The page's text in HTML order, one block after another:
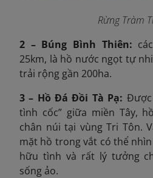
Rừng Tràm
2 – Búng Bình Thiên:
25km, là hồ nước ngọt tự
trải rộng gần 200ha.
3 – Hồ Đá Đồi Tà Pạ:
tình cốc” giữa miền Tây,
chân núi tại vùng Tri Tôn.
mặt hồ trong vắt có thể
hữu tình và rất lý tưởng
sống ảo.